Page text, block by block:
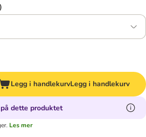
Legg i handlekurvLegg i handlekurv
dette produktet
Les mer